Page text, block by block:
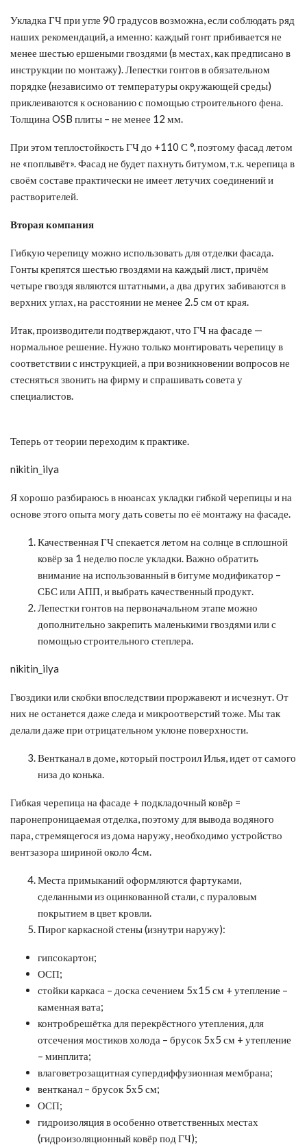
Укладка ГЧ при угле 90 градусов возможна, если соблюдать ряд
наших рекомендаций, а именно: каждый гонт прибивается не
менее шестью ершеными гвоздями (в местах, как предписано в
инструкции по монтажу). Лепестки гонтов в обязательном
порядке (независимо от температуры окружающей среды)
приклеиваются к основанию с помощью строительного фена.
Толщина OSB плиты – не менее 12 мм.
При этом теплостойкость ГЧ до +110 С °, поэтому фасад летом
не «поплывёт». Фасад не будет пахнуть битумом, т.к. черепица в
своём составе практически не имеет летучих соединений и
растворителей.
Вторая компания
Гибкую черепицу можно использовать для отделки фасада.
Гонты крепятся шестью гвоздями на каждый лист, причём
четыре гвоздя являются штатными, а два других забиваются в
верхних углах, на расстоянии не менее 2.5 см от края.
Итак, производители подтверждают, что ГЧ на фасаде —
нормальное решение. Нужно только монтировать черепицу в
соответствии с инструкцией, а при возникновении вопросов не
стесняться звонить на фирму и спрашивать совета у
специалистов.
Теперь от теории переходим к практике.
nikitin_ilya
Я хорошо разбираюсь в нюансах укладки гибкой черепицы и на
основе этого опыта могу дать советы по её монтажу на фасаде.
Качественная ГЧ спекается летом на солнце в сплошной
ковёр за 1 неделю после укладки. Важно обратить
внимание на использованный в битуме модификатор –
СБС или АПП, и выбрать качественный продукт.
Лепестки гонтов на первоначальном этапе можно
дополнительно закрепить маленькими гвоздями или с
помощью строительного степлера.
nikitin_ilya
Гвоздики или скобки впоследствии проржавеют и исчезнут. От
них не останется даже следа и микроотверстий тоже. Мы так
делали даже при отрицательном уклоне поверхности.
Вентканал в доме, который построил Илья, идет от самого
низа до конька.
Гибкая черепица на фасаде + подкладочный ковёр =
паронепроницаемая отделка, поэтому для вывода водяного
пара, стремящегося из дома наружу, необходимо устройство
вентзазора шириной около 4см.
Места примыканий оформляются фартуками,
сделанными из оцинкованной стали, с пураловым
покрытием в цвет кровли.
Пирог каркасной стены (изнутри наружу):
гипсокартон;
ОСП;
стойки каркаса – доска сечением 5х15 см + утепление –
каменная вата;
контробрешётка для перекрёстного утепления, для
отсечения мостиков холода – брусок 5х5 см + утепление
– минплита;
влаговетрозащитная супердиффузионная мембрана;
вентканал – брусок 5х5 см;
ОСП;
гидроизоляция в особенно ответственных местах
(гидроизоляционный ковёр под ГЧ);